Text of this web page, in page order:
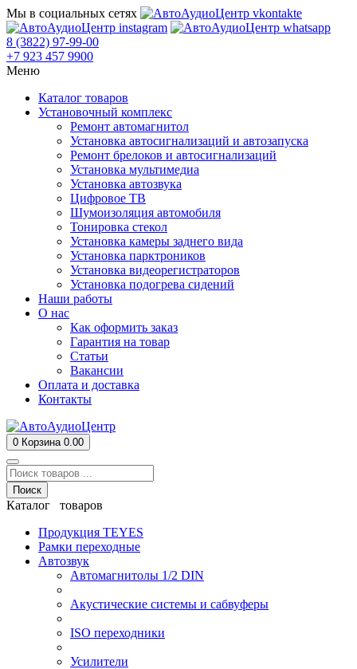
Мы в социальных сетях
8 (3822) 97-99-00
+7 923 457 9900
Меню
Каталог товаров
Установочный комплекс
Ремонт автомагнитол
Установка автосигнализаций и автозапуска
Ремонт брелоков и автосигнализаций
Установка мультимедиа
Установка автозвука
Цифровое ТВ
Шумоизоляция автомобиля
Тонировка стекол
Установка камеры заднего вида
Установка парктроников
Установка видеорегистраторов
Установка подогрева сидений
Наши работы
О нас
Как оформить заказ
Гарантия на товар
Статьи
Вакансии
Оплата и доставка
Контакты
0 Корзина 0.00
Поиск
Каталог товаров
Продукция TEYES
Рамки переходные
Автозвук
Автомагнитолы 1/2 DIN
Акустические системы и сабвуферы
ISO переходники
Усилители